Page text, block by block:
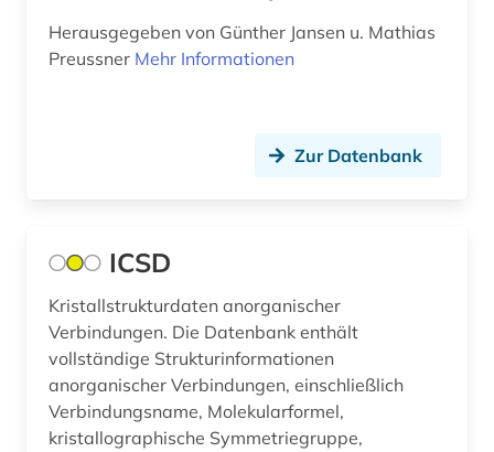
allgemeines verwaltungsrecht (1)
allgemeinmedizin (1)
allierte (1)
alltag (8)
alltagsgegenstand (1)
Herausgegeben von Günther Jansen u. Mathias
Preussner Mehr Informationen
Zur Datenbank
ICSD
Kristallstrukturdaten anorganischer
Verbindungen. Die Datenbank enthält
vollständige Strukturinformationen
anorganischer Verbindungen, einschließlich
Verbindungsname, Molekularformel,
kristallographische Symmetriegruppe,